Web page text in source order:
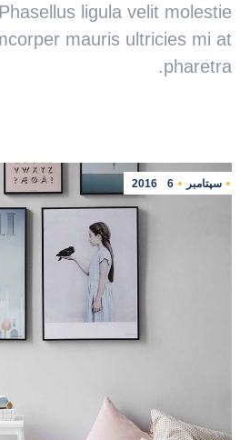
ligula velit molestie
mauris ultricies mi at
pharetra.
سپتامبر 6
2016